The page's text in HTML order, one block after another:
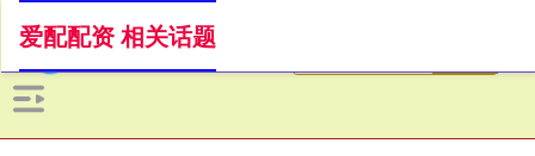
爱配配资 相关话题